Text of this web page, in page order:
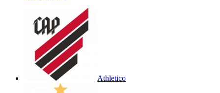
Athletico